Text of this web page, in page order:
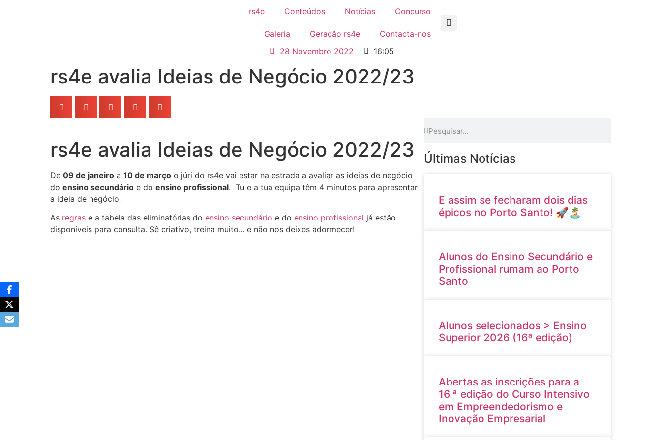
rs4e Conteúdos Notícias Concurso
Galeria Geração rs4e
Contacta-nos
28 Novembro 2022
16:05
rs4e avalia Ideias de Negócio 2022/23
rs4e avalia Ideias de Negócio 2022/23
De 09 de janeiro a 10 de março o júri do rs4e vai estar na estrada a avaliar as ideias de negócio
do ensino secundário e do ensino profissional. Tu e a tua equipa têm 4 minutos para apresentar
a ideia de negócio.
As regras e a tabela das eliminatórias do ensino secundário e do ensino profissional já estão
disponíveis para consulta. Sê criativo, treina muito... e não nos deixes adormecer!
Últimas Notícias
E assim se fecharam dois dias
épicos no Porto Santo! 🚀🏝️
Alunos do Ensino Secundário e
Profissional rumam ao Porto
Santo
Alunos selecionados > Ensino
Superior 2026 (16ª edição)
Abertas as inscrições para a
16.ª edição do Curso Intensivo
em Empreendedorismo e
Inovação Empresarial